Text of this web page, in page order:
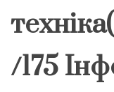
/175